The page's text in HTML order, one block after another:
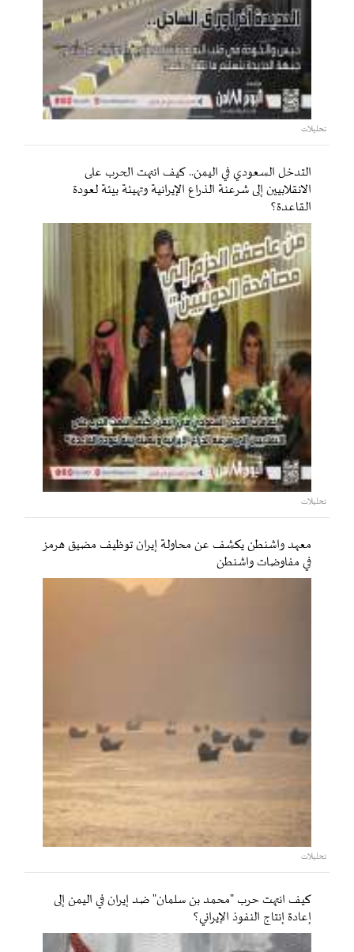
تحليلات
التدخل السعودي في اليمن.. كيف انتهت الحرب على
الانقلابيين إلى شرعنة الذراع الإيرانية وتهيئة بيئة لعودة
القاعدة؟
تحليلات
معهد واشنطن يكشف عن محاولة إيران توظيف مضيق هرمز
في مفاوضات واشنطن
تحليلات
كيف انتهت حرب "محمد بن سلمان" ضد إيران في اليمن إلى
إعادة إنتاج النفوذ الإيراني؟